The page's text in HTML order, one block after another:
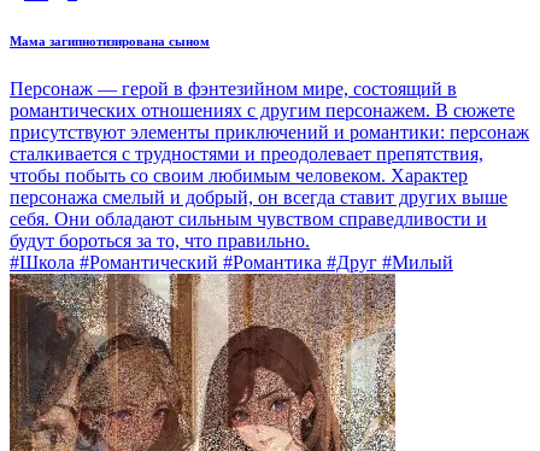
Мама загипнотизирована сыном
Персонаж — герой в фэнтезийном мире, состоящий в
романтических отношениях с другим персонажем. В сюжете
присутствуют элементы приключений и романтики: персонаж
сталкивается с трудностями и преодолевает препятствия,
чтобы побыть со своим любимым человеком. Характер
персонажа смелый и добрый, он всегда ставит других выше
себя. Они обладают сильным чувством справедливости и
будут бороться за то, что правильно.
#Школа #Романтический #Романтика #Друг #Милый